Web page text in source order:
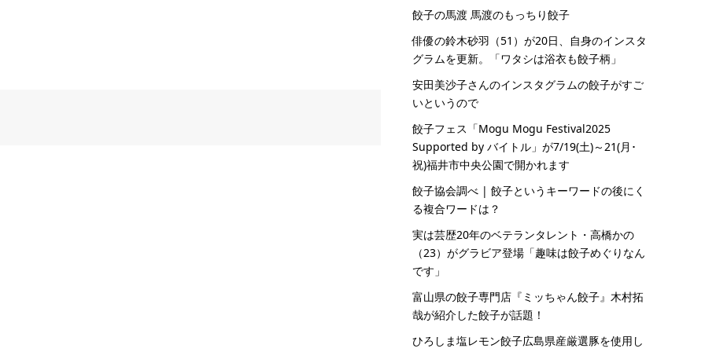
餃子の馬渡 馬渡のもっちり餃子
俳優の鈴木砂羽（51）が20日、自身のインスタ
グラムを更新。「ワタシは浴衣も餃子柄」
安田美沙子さんのインスタグラムの餃子がすご
いというので
餃子フェス「Mogu Mogu Festival2025
Supported by バイトル」が7/19(土)～21(月･
祝)福井市中央公園で開かれます
餃子協会調べ | 餃子というキーワードの後にく
る複合ワードは？
実は芸歴20年のベテランタレント・高橋かの
（23）がグラビア登場「趣味は餃子めぐりなん
です」
富山県の餃子専門店『ミッちゃん餃子』木村拓
哉が紹介した餃子が話題！
ひろしま塩レモン餃子広島県産厳選豚を使用し